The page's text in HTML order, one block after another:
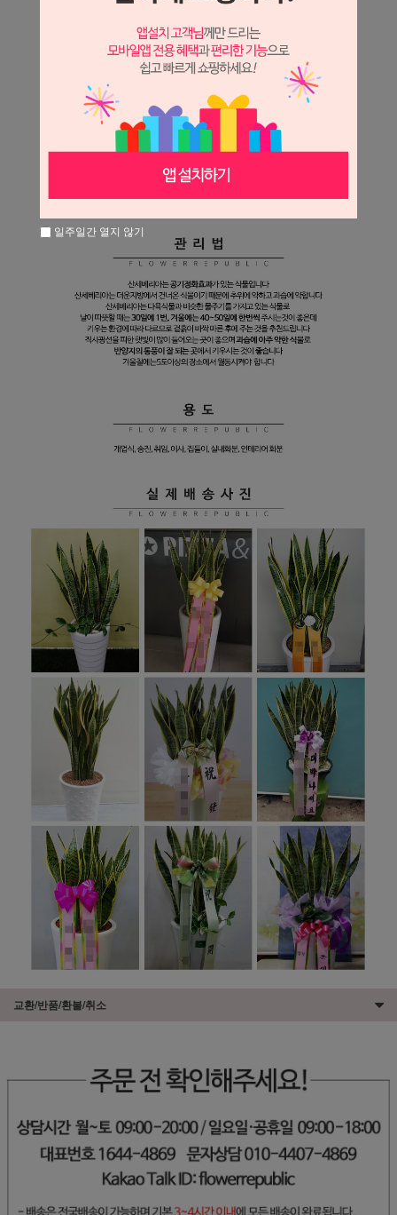
교환/반품/환불/취소
일주일간 열지 않기